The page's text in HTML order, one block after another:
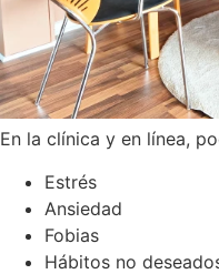
En la clínica y en línea,
Estrés
Ansiedad
Fobias
Hábitos no